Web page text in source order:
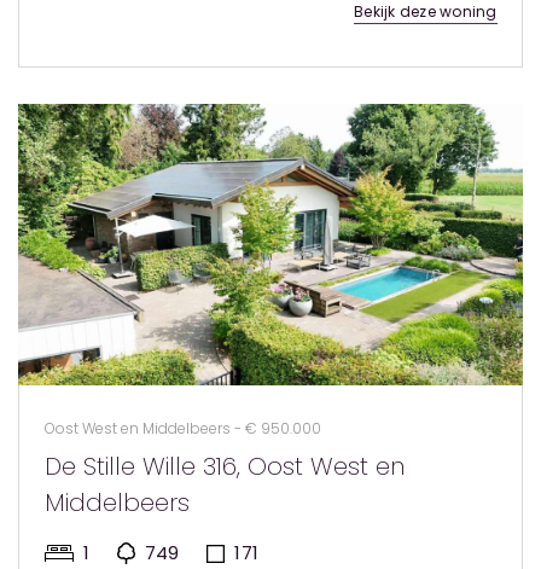
Bekijk deze woning
Oost West en Middelbeers - € 950.000
De Stille Wille 316, Oost West en
Middelbeers
1 749 171